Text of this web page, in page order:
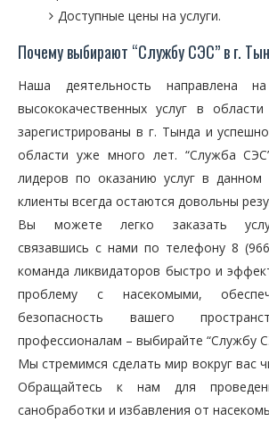
Доступные цены на услуги.
Почему выбирают “Службу СЭС” в г.
Наша деятельность направлена на
высококачественных услуг в
зарегистрированы в г. Тында и
области уже много лет. “Служба
лидеров по оказанию услуг в данном
клиенты всегда остаются довольны
Вы можете легко заказать
связавшись с нами по телефону 8
команда ликвидаторов быстро и
проблему с насекомыми,
безопасность вашего
профессионалам – выбирайте “Службу
Мы стремимся сделать мир вокруг вас
Обращайтесь к нам для
санобработки и избавления от